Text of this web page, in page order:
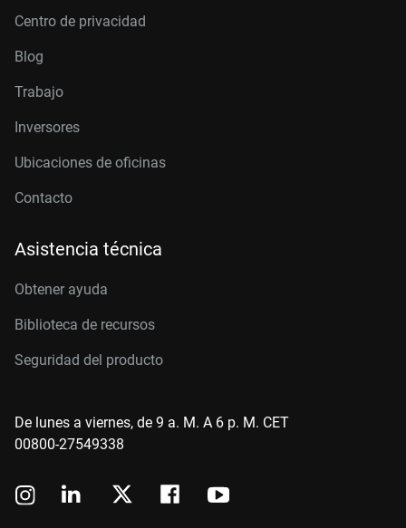
Centro de privacidad
Blog
Trabajo
Inversores
Ubicaciones de oficinas
Contacto
Asistencia técnica
Obtener ayuda
Biblioteca de recursos
Seguridad del producto
De lunes a viernes, de 9 a. M. A 6 p. M. CET
00800-27549338